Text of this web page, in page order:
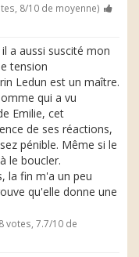
8/10 de moyenne)
a aussi suscité mon
tension
Ledun est un maître.
qui a vu
Emilie, cet
de ses réactions,
pénible. Même si le
le boucler.
la fin m'a un peu
qu'elle donne une
votes, 7.7/10 de